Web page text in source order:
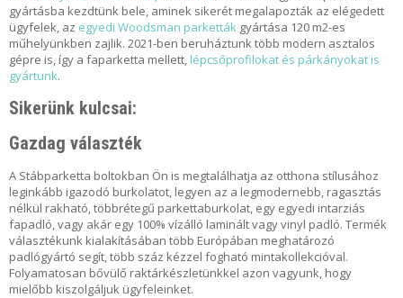
K
A
P
S
L
T
gyártásba kezdtünk bele, aminek sikerét megalapozták az elégedett
ügyfelek, az egyedi Woodsman parketták gyártása 120 m2-es
műhelyünkben zajlik. 2021-ben beruháztunk több modern asztalos
gépre is, így a faparketta mellett, lépcsőprofilokat és párkányokat is
gyártunk.
Sikerünk kulcsai:
Gazdag választék
A Stábparketta boltokban Ön is megtalálhatja az otthona stílusához
leginkább igazodó burkolatot, legyen az a legmodernebb, ragasztás
nélkül rakható, többrétegű parkettaburkolat, egy egyedi intarziás
fapadló, vagy akár egy 100% vízálló laminált vagy vinyl padló. Termék
választékunk kialakításában több Európában meghatározó
padlógyártó segít, több száz kézzel fogható mintakollekcióval.
Folyamatosan bővülő raktárkészletünkkel azon vagyunk, hogy
mielőbb kiszolgáljuk ügyfeleinket.